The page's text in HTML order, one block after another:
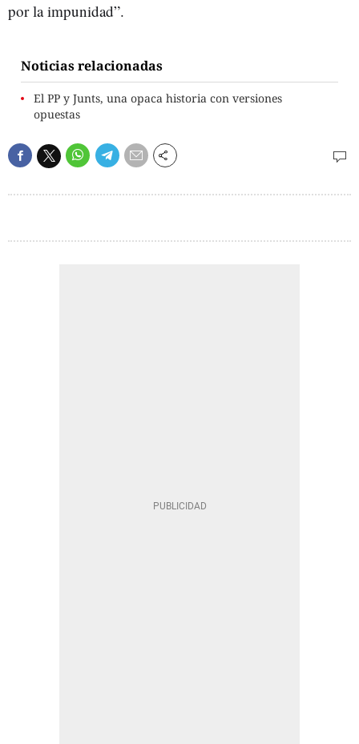
por la impunidad”.
Noticias relacionadas
El PP y Junts, una opaca historia con versiones
opuestas